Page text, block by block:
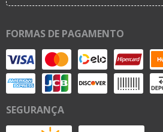
FORMAS DE PAGAMENTO
SEGURANÇA